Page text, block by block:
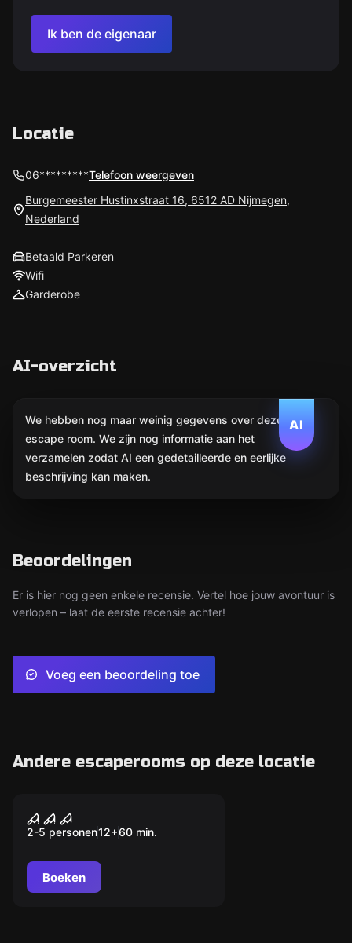
Ik ben de eigenaar
Locatie
06*********Telefoon weergeven
Burgemeester Hustinxstraat 16, 6512 AD Nijmegen,
Nederland
Betaald Parkeren
Wifi
Garderobe
AI-overzicht
AI
We hebben nog maar weinig gegevens over deze
escape room. We zijn nog informatie aan het
verzamelen zodat AI een gedetailleerde en eerlijke
beschrijving kan maken.
Beoordelingen
Er is hier nog geen enkele recensie. Vertel hoe jouw avontuur is
verlopen – laat de eerste recensie achter!
Voeg een beoordeling toe
Andere escaperooms op deze locatie
Escape From The Dark
2-5 personen12+60 min.
Boeken